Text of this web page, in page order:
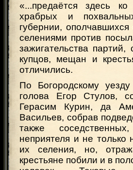
«...предаётся здесь
храбрых и
губернии,
селениями против
зажигательства
купцов, мещан и
отличились.
По Богородскому
голова Егор Стулов,
Герасим Курин, да
Васильев, собрав
также
неприятеля и не только
их селения, но,
крестьяне побили и в